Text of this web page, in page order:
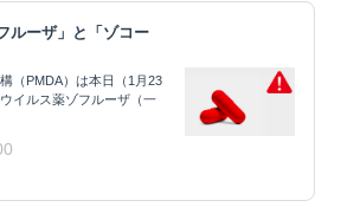
ルーザ」と「ゾコー
（PMDA）は本日（1月23
イルス薬ゾフルーザ（一